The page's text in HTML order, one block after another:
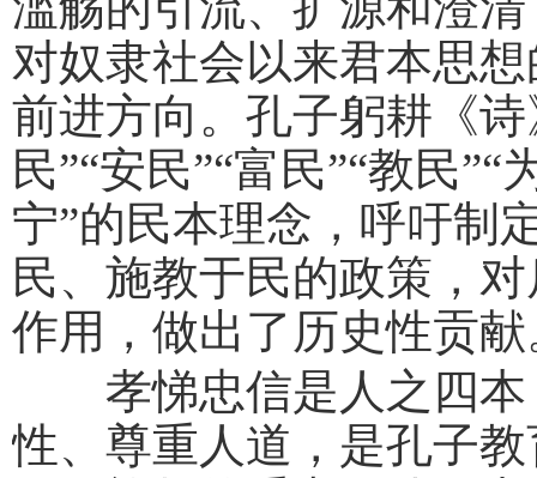
对奴隶社会以来君本思
前进方向。孔子躬耕《
民”“安民”“富民”“教民
宁”的民本理念，呼吁制
民、施教于民的政策，
作用，做出了历史性贡献
孝悌忠信是人之四本
性、尊重人道，是孔子